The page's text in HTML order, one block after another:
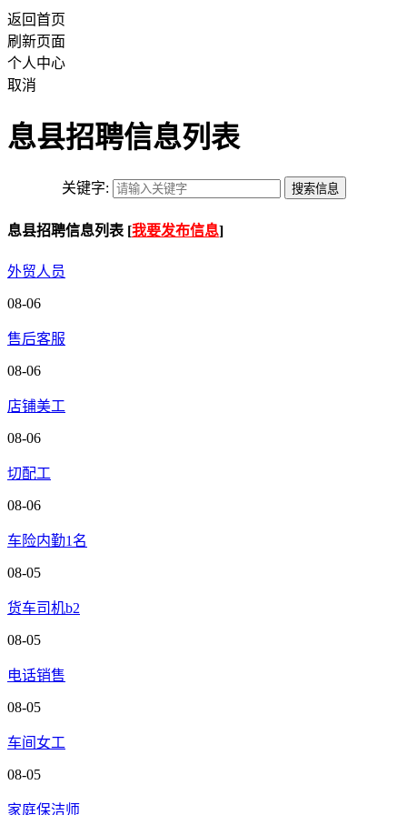
返回首页
刷新页面
个人中心
取消
息县招聘信息列表
关键字:
息县招聘信息列表 [我要发布信息]
外贸人员
08-06
售后客服
08-06
店铺美工
08-06
切配工
08-06
车险内勤1名
08-05
货车司机b2
08-05
电话销售
08-05
车间女工
08-05
家庭保洁师